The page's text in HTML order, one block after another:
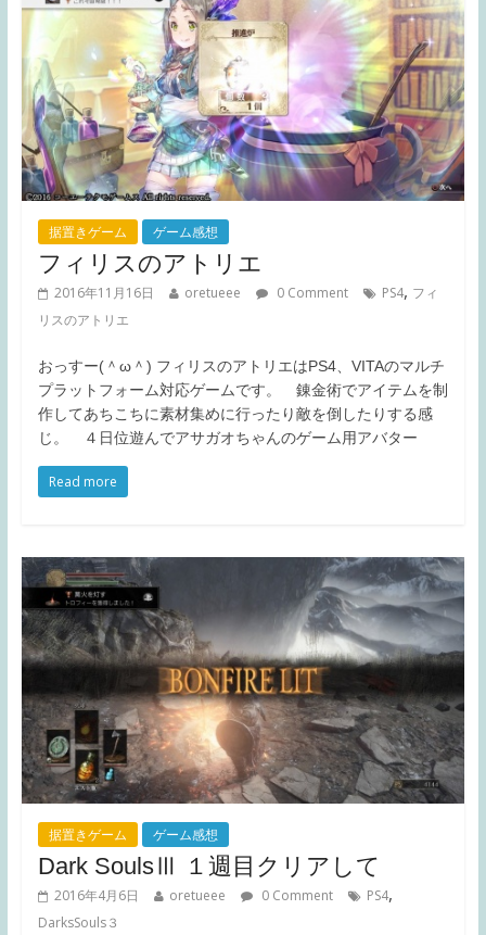
据置きゲーム ゲーム感想
フィリスのアトリエ
2016年11月16日 oretueee 0 Comment PS4, フィ
リスのアトリエ
おっすー(＾ω＾) フィリスのアトリエはPS4、VITAのマルチ
プラットフォーム対応ゲームです。 錬金術でアイテムを制
作してあちこちに素材集めに行ったり敵を倒したりする感
じ。 ４日位遊んでアサガオちゃんのゲーム用アバター
Read more
据置きゲーム ゲーム感想
Dark SoulsⅢ １週目クリアして
2016年4月6日 oretueee 0 Comment PS4,
DarksSouls３